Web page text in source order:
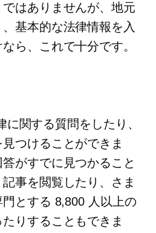
はありませんが、地元
基本的な法律情報を入
ら、これで十分です。
関する質問をしたり、
つけることができま
がすでに見つかること
事を閲覧したり、さま
とする 8,800 人以上の
りすることもできま